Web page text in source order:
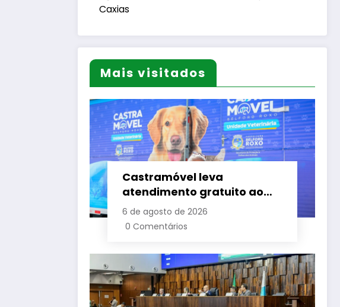
Caxias
Mais visitados
Castramóvel leva
atendimento gratuito ao
Bom Pastor e amplia
cuidado com cães e gatos
6 de agosto de 2026
0 Comentários